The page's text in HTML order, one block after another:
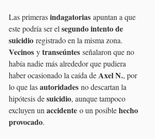
Las primeras indagatorias apuntan a que
este podría ser el segundo intento de
suicidio registrado en la misma zona.
Vecinos y transeúntes señalaron que no
había nadie más alrededor que pudiera
haber ocasionado la caída de Axel N., por
lo que las autoridades no descartan la
hipótesis de suicidio, aunque tampoco
excluyen un accidente o un posible hecho
provocado.